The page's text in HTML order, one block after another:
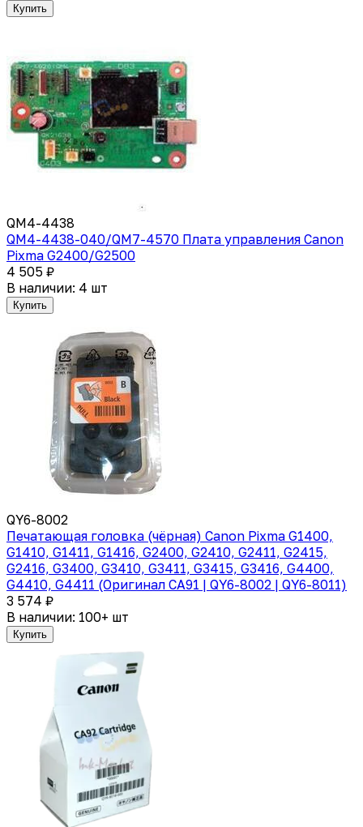
Купить
QM4-4438
QM4-4438-040/QM7-4570 Плата управления Canon
Pixma G2400/G2500
4 505 ₽
В наличии: 4 шт
Купить
QY6-8002
Печатающая головка (чёрная) Canon Pixma G1400,
G1410, G1411, G1416, G2400, G2410, G2411, G2415,
G2416, G3400, G3410, G3411, G3415, G3416, G4400,
G4410, G4411 (Оригинал CA91 | QY6-8002 | QY6-8011)
3 574 ₽
В наличии: 100+ шт
Купить